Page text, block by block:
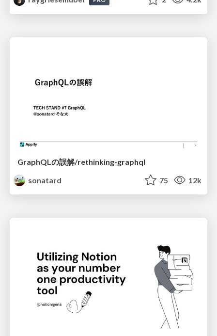
GraphQLの誤解/rethinking-graphql
sonatard
75 12k